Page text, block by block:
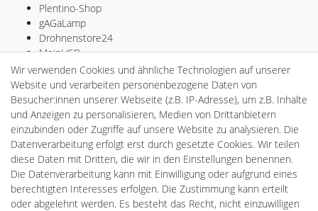
Plentino-Shop
gAGaLamp
Drohnenstore24
MeinUSB
Batteriespeicher
PlentiSolar
LED-RETROSHOP
Ledkauf
DEYESOLAR
Lightech Connect
CardanLight Europe
FORTIMO LEDs
Cardanlight-Shop
Wallbox24
Wir verwenden Cookies und ähnliche Technologien auf unserer
Website und verarbeiten personenbezogene Daten von
Besucher:innen unserer Webseite (z.B. IP-Adresse), um z.B. Inhalte
und Anzeigen zu personalisieren, Medien von Drittanbietern
einzubinden oder Zugriffe auf unsere Website zu analysieren. Die
Datenverarbeitung erfolgt erst durch gesetzte Cookies. Wir teilen
diese Daten mit Dritten, die wir in den Einstellungen benennen.
Die Datenverarbeitung kann mit Einwilligung oder aufgrund eines
berechtigten Interesses erfolgen. Die Zustimmung kann erteilt
oder abgelehnt werden. Es besteht das Recht, nicht einzuwilligen